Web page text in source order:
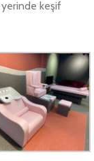
keşif